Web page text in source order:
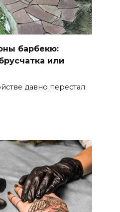
барбекю:
или
давно перестал